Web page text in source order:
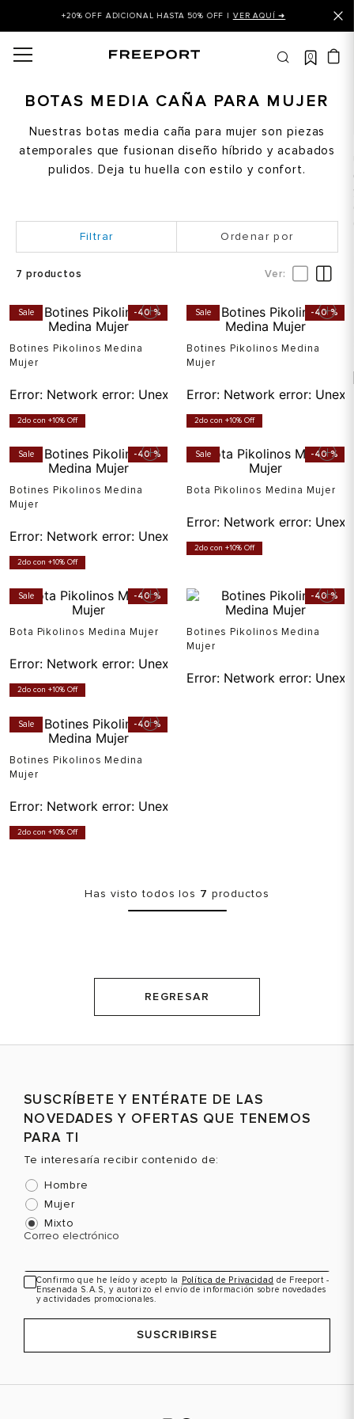
+20% OFF ADICIONAL HASTA 50% OFF | VER AQUÍ ➜
0
BOTAS MEDIA CAÑA PARA MUJER
Nuestras botas media caña para mujer son piezas
atemporales que fusionan diseño híbrido y acabados
pulidos. Deja tu huella con estilo y confort.
Ordenar por
7 productos
Sale -40 %
Botines Pikolinos Medina
Mujer
Error: Network error: Unexpected token T in JSON at
2do con +10% Off
Sale -40 %
Botines Pikolinos Medina
Mujer
Error: Network error:
2do con +10% Off
Sale -40 %
Botines Pikolinos Medina
Mujer
Error: Network error: Unexpected token T in JSON at
2do con +10% Off
Sale -40 %
Bota Pikolinos Medina Mujer
Error: Network error:
2do con +10% Off
Sale -40 %
Bota Pikolinos Medina Mujer
Error: Network error: Unexpected token T in JSON at
2do con +10% Off
-40 %
Botines Pikolinos Medina
Mujer
Error: Network error:
Sale -40 %
Botines Pikolinos Medina
Mujer
Error: Network error: Unexpected token T in JSON at
2do con +10% Off
Has visto todos los 7 productos
REGRESAR
SUSCRÍBETE Y ENTÉRATE DE LAS
NOVEDADES Y OFERTAS QUE TENEMOS
PARA TI
Te interesaría recibir contenido de:
Hombre
Mujer
Mixto
Correo electrónico
Confirmo que he leído y acepto la Política de Privacidad de Freeport -
Ensenada S.A.S, y autorizo el envío de información sobre novedades
y actividades promocionales.
SUSCRIBIRSE
balance
balance 327
balance 574
mujer